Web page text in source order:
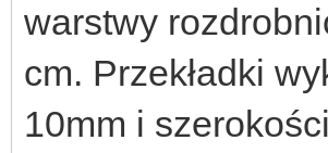
warstwy
cm. Przekładki
10mm i